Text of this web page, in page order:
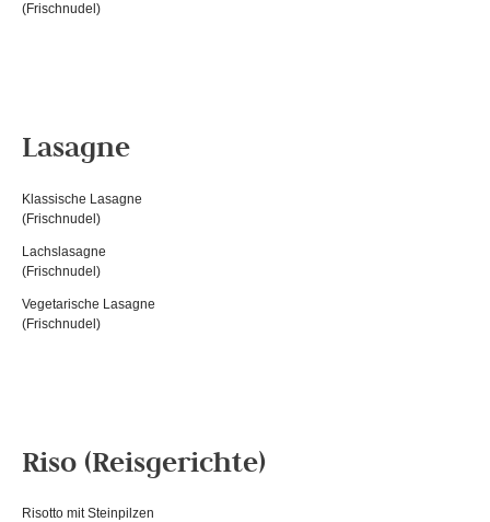
(Frischnudel)
Lasagne
Klassische Lasagne
(Frischnudel)
Lachslasagne
(Frischnudel)
Vegetarische Lasagne
(Frischnudel)
Riso (Reisgerichte)
Risotto mit Steinpilzen